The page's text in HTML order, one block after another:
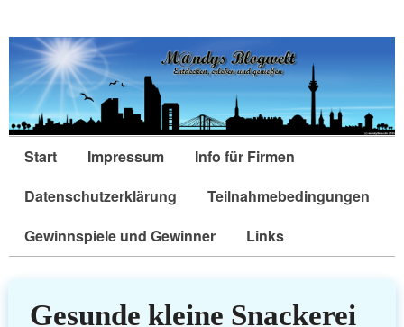
Start Impressum
Info für Firmen
Datenschutzerklärung
Teilnahmebedingungen
Gewinnspiele und Gewinner
Links
Gesunde kleine Snackerei